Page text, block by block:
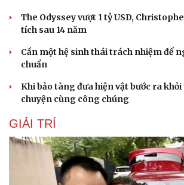
The Odyssey vượt 1 tỷ USD,
tích sau 14 năm
Cần một hệ sinh thái trách nhiệm để
chuẩn
Khi bảo tàng đưa hiện vật bước ra
chuyện cùng công chúng
GIẢI TRÍ